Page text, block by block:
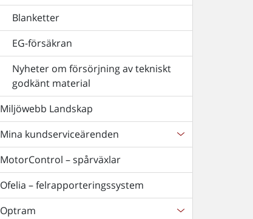
Blanketter
EG-försäkran
Nyheter om försörjning av tekniskt
godkänt material
Miljöwebb Landskap
Mina kundserviceärenden
MotorControl – spårväxlar
Ofelia – felrapporteringssystem
Optram